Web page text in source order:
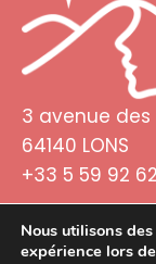
3 avenue des
64140 LONS
+33 5 59 92
Nous utilisons
expérience lors